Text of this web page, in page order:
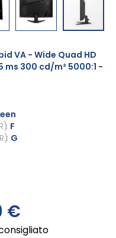
€
VA - Wide Quad HD
ms 300 cd/m² 5000:1 -
F
G